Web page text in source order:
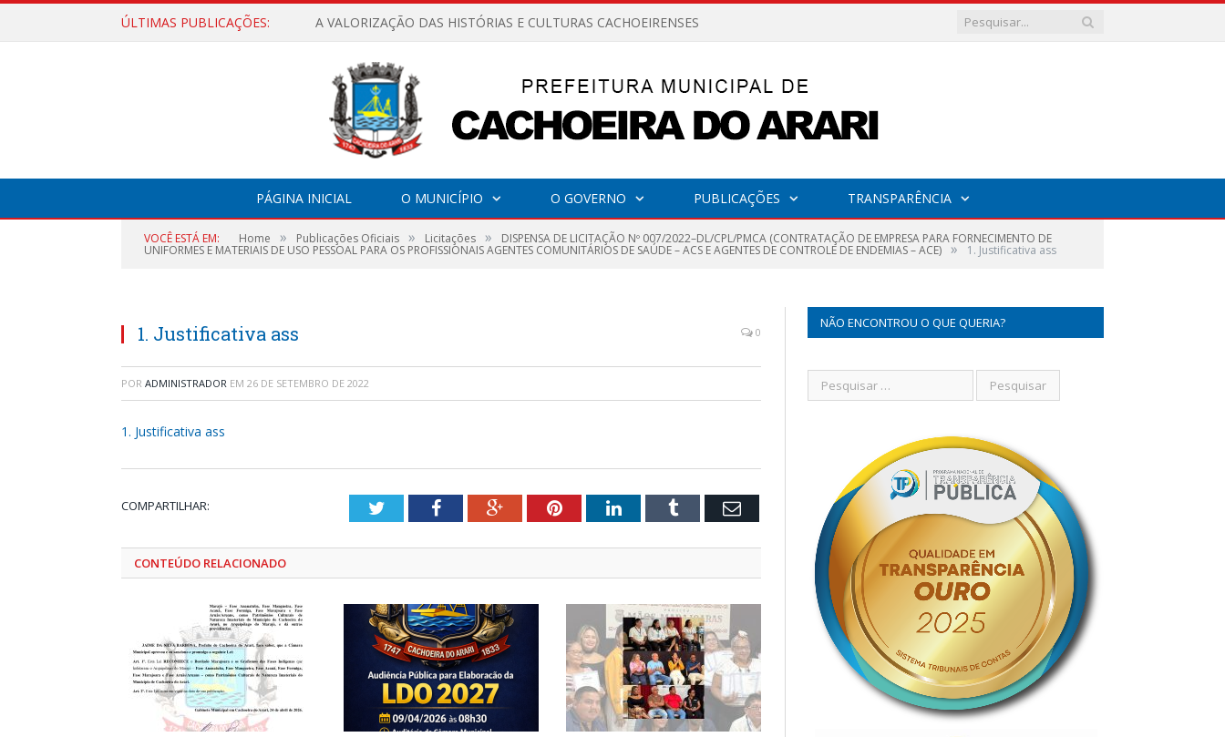
ÚLTIMAS PUBLICAÇÕES: A VALORIZAÇÃO DAS HISTÓRIAS E CULTURAS CACHOEIRENSES
PÁGINA INICIAL O MUNICÍPIO O GOVERNO PUBLICAÇÕES TRANSPARÊNCIA
VOCÊ ESTÁ EM: Home » Publicações Oficiais » Licitações » DISPENSA DE LICITAÇÃO Nº 007/2022–DL/CPL/PMCA (CONTRATAÇÃO DE EMPRESA PARA FORNECIMENTO DE
UNIFORMES E MATERIAIS DE USO PESSOAL PARA OS PROFISSIONAIS AGENTES COMUNITÁRIOS DE SAÚDE – ACS E AGENTES DE CONTROLE DE ENDEMIAS – ACE) » 1. Justificativa ass
1. Justificativa ass 0
POR ADMINISTRADOR EM 26 DE SETEMBRO DE 2022
1. Justificativa ass
COMPARTILHAR: TwitterFacebookGoogle+PinterestLinkedInTumblr Email
CONTEÚDO RELACIONADO
NÃO ENCONTROU O QUE QUERIA?